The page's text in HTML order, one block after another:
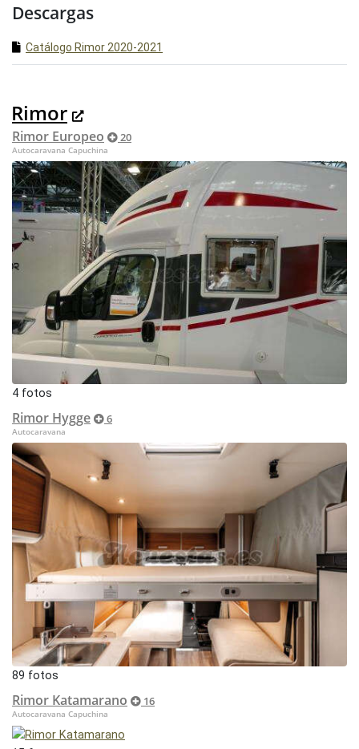
Descargas
Catálogo Rimor 2020-2021
Rimor
Rimor Europeo 20
Autocaravana Capuchina
4 fotos
Rimor Hygge 6
Autocaravana
89 fotos
Rimor Katamarano 16
Autocaravana Capuchina